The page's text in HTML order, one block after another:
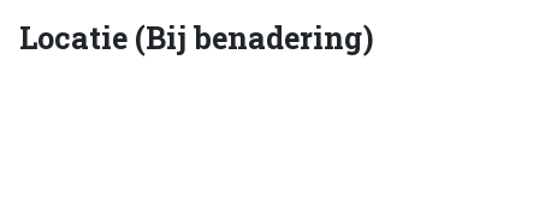
Locatie (Bij benadering)